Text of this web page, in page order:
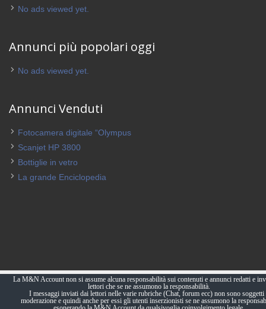
No ads viewed yet.
Annunci più popolari oggi
No ads viewed yet.
Annunci Venduti
Fotocamera digitale “Olympus
Scanjet HP 3800
Bottiglie in vetro
La grande Enciclopedia
La M&N Account non si assume alcuna responsabilità sui contenuti e annunci redatti e
lettori che se ne assumono la responsabilità.
I messaggi inviati dai lettori nelle varie rubriche (Chat, forum ecc) non sono soggetti
moderazione e quindi anche per essi gli utenti inserzionisti se ne assumono la